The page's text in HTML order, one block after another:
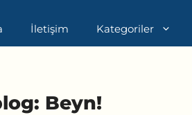
İletişim Kategoriler
Beyn!